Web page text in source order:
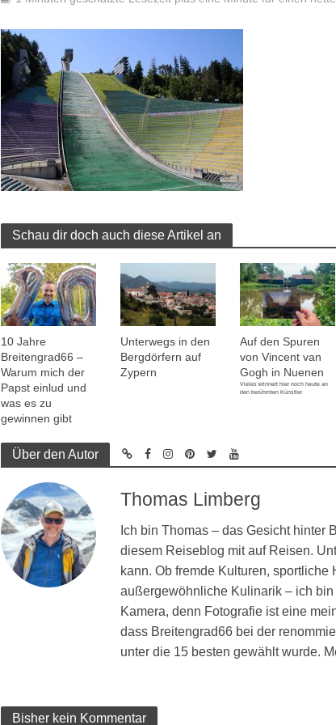
Schau dir doch auch diese Artikel an
10 Jahre
Breitengrad66 –
Warum mich der
Papst einlud und
was es zu
gewinnen gibt
Unterwegs in den
Bergdörfern auf
Zypern
Auf den Spuren
von Vincent van
Gogh in Nuenen
Vieles erinnert hier noch heute an
den berühmten Künstler
Über den Autor
Thomas Limberg
Ich bin Thomas – das Gesicht hinter
diesem Reiseblog mit auf Reisen.
kann. Ob fremde Kulturen,
außergewöhnliche Kulinarik – ich
Kamera, denn Fotografie ist eine
dass Breitengrad66 bei der
unter die 15 besten gewählt wurde.
Bisher kein Kommentar